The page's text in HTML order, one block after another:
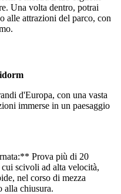
Una volta dentro, potrai
alle attrazioni del parco, con
d'Europa, con una vasta
immerse in un paesaggio
Prova più di 20
scivoli ad alta velocità,
nel corso di mezza
alla chiusura.